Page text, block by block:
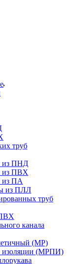
труб
из ПНД
из ПВХ
из ПА
из ПЛЛ
труб
канала
(МР)
изоляции (МРПИ)